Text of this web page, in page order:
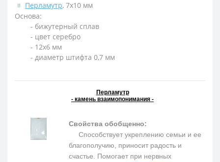
Перламутр, 7x10 мм
Основа:
- бижутерный сплав
- цвет серебро
- 12х6 мм
- диаметр штифта 0,7 мм
Перламутр
- камень взаимопонимания -
Свойства обобщенно:
Способствует укреплению семьи и ее
благополучию, приносит радость и
счастье. Помогает при нервных